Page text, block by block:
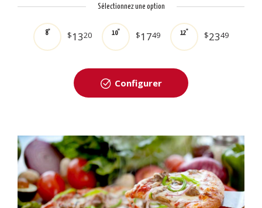
Sélectionnez une option
8" $1320 10" $1749 12" $2349
Configurer